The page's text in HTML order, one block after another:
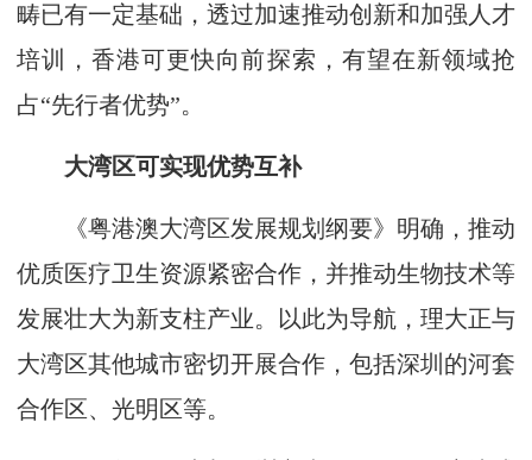
畴已有一定基础，透过加速推动创新和加强人才
培训，香港可更快向前探索，有望在新领域抢
占“先行者优势”。
大湾区可实现优势互补
《粤港澳大湾区发展规划纲要》明确，推动
优质医疗卫生资源紧密合作，并推动生物技术等
发展壮大为新支柱产业。以此为导航，理大正与
大湾区其他城市密切开展合作，包括深圳的河套
合作区、光明区等。